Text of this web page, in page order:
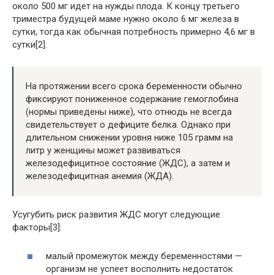
около 500 мг идет на нужды плода. К концу третьего
триместра будущей маме нужно около 6 мг железа в
сутки, тогда как обычная потребность примерно 4,6 мг в
сутки[2].
На протяжении всего срока беременности обычно
фиксируют пониженное содержание гемоглобина
(нормы приведены ниже), что отнюдь не всегда
свидетельствует о дефиците белка. Однако при
длительном снижении уровня ниже 105 грамм на
литр у женщины может развиваться
железодефицитное состояние (ЖДС), а затем и
железодефицитная анемия (ЖДА).
Усугубить риск развития ЖДС могут следующие
факторы[3]:
малый промежуток между беременностями —
организм не успеет восполнить недостаток